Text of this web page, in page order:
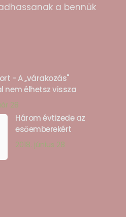
a bennük
- A ,,várakozás"
nem élhetsz vissza
28
Három évtizede az
esőemberekért
2018. június 28